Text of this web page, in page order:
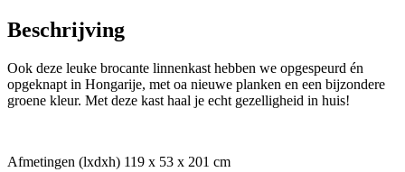
Beschrijving
Ook deze leuke brocante linnenkast hebben we opgespeurd én
opgeknapt in Hongarije, met oa nieuwe planken en een bijzondere
groene kleur. Met deze kast haal je echt gezelligheid in huis!
Afmetingen (lxdxh) 119 x 53 x 201 cm